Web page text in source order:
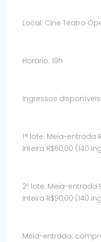
Local: Cine Teatro
Horário: 19h
Ingressos
1° lote: Meia-entrada
Inteira R$60,00 (140
2º lote: Meia-entrada
Inteira R$90,00 (140
Meia-entrada: